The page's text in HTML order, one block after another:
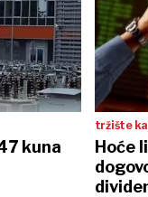
kuna
tržište
Hoće